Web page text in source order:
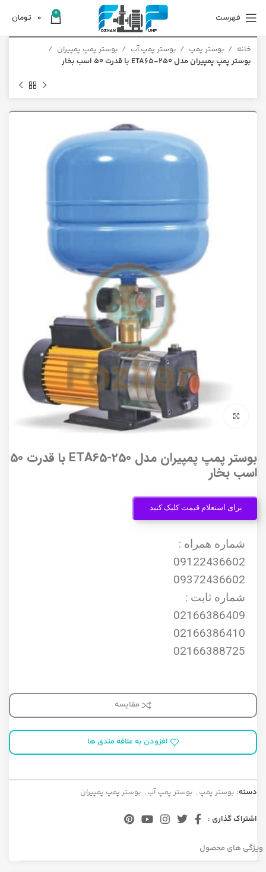
فهرست 0
0 تومان
خانه بوستر پمپ بوستر پمپ آب
بوستر پمپ پمپیران
بوستر پمپ پمپیران مدل 250-ETA65 با قدرت 50 اسب بخار
برای بزرگنمایی کلیک کنید
بوستر پمپ پمپیران مدل 250-ETA65 با قدرت 50
اسب بخار
برای استعلام قیمت کلیک کنید
شماره همراه :
09122436602
09372436602
شماره ثابت :
02166386409
02166386410
02166388725
مقایسه
افزودن به علاقه مندی ها
دسته: بوستر پمپ , بوستر پمپ آب , بوستر پمپ پمپیران
اشتراک گذاری :
ویژگی های محصول